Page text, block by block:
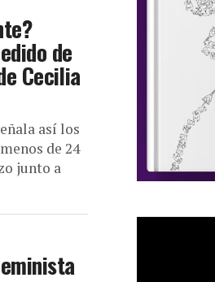
de
Cecilia
así los
de 24
junto a